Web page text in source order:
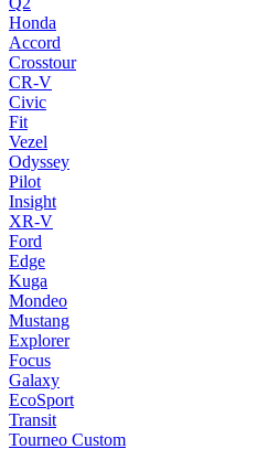
Honda
Accord
Crosstour
CR-V
Civic
Fit
Vezel
Odyssey
Pilot
Insight
XR-V
Ford
Edge
Kuga
Mondeo
Mustang
Explorer
Focus
Galaxy
EcoSport
Transit
Tourneo Custom